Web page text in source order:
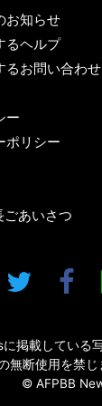
お知らせ
るヘルプ
るお問い合わせ
ー
ポリシー
ごあいさつ
に掲載している
無断使用を禁じ
© AFPBB